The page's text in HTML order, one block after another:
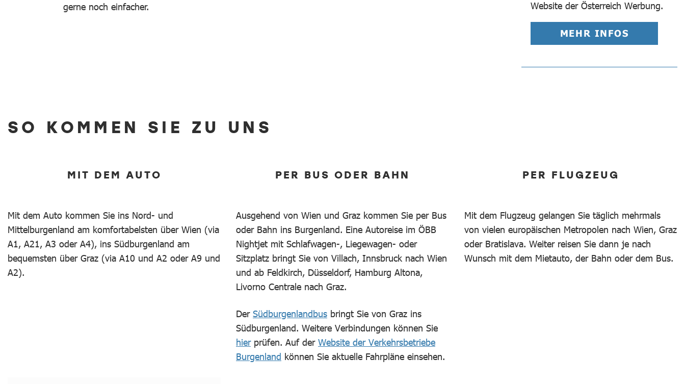
gerne noch einfacher.
Website der Österreich Werbung.
MEHR INFOS
SO KOMMEN SIE ZU UNS
MIT DEM AUTO
Mit dem Auto kommen Sie ins Nord- und
Mittelburgenland am komfortabelsten über Wien (via
A1, A21, A3 oder A4), ins Südburgenland am
bequemsten über Graz (via A10 und A2 oder A9 und
A2).
PER BUS ODER BAHN
Ausgehend von Wien und Graz kommen Sie per Bus
oder Bahn ins Burgenland. Eine Autoreise im ÖBB
Nightjet mit Schlafwagen-, Liegewagen- oder
Sitzplatz bringt Sie von Villach, Innsbruck nach Wien
und ab Feldkirch, Düsseldorf, Hamburg Altona,
Livorno Centrale nach Graz.
Der Südburgenlandbus bringt Sie von Graz ins
Südburgenland. Weitere Verbindungen können Sie
hierprüfen. Auf der Website der Verkehrsbetriebe
Burgenland können Sie aktuelle Fahrpläne einsehen.
PER FLUGZEUG
Mit dem Flugzeug gelangen Sie täglich mehrmals
von vielen europäischen Metropolen nach Wien, Graz
oder Bratislava. Weiter reisen Sie dann je nach
Wunsch mit dem Mietauto, der Bahn oder dem Bus.